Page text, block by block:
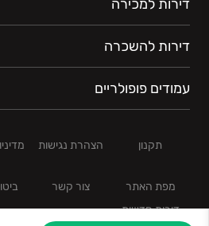
דירות למכירה
דירות להשכרה
עמודים פופולריים
תקנון הצהרת נגישות
מפת האתר
צור קשר
דירות חדשות